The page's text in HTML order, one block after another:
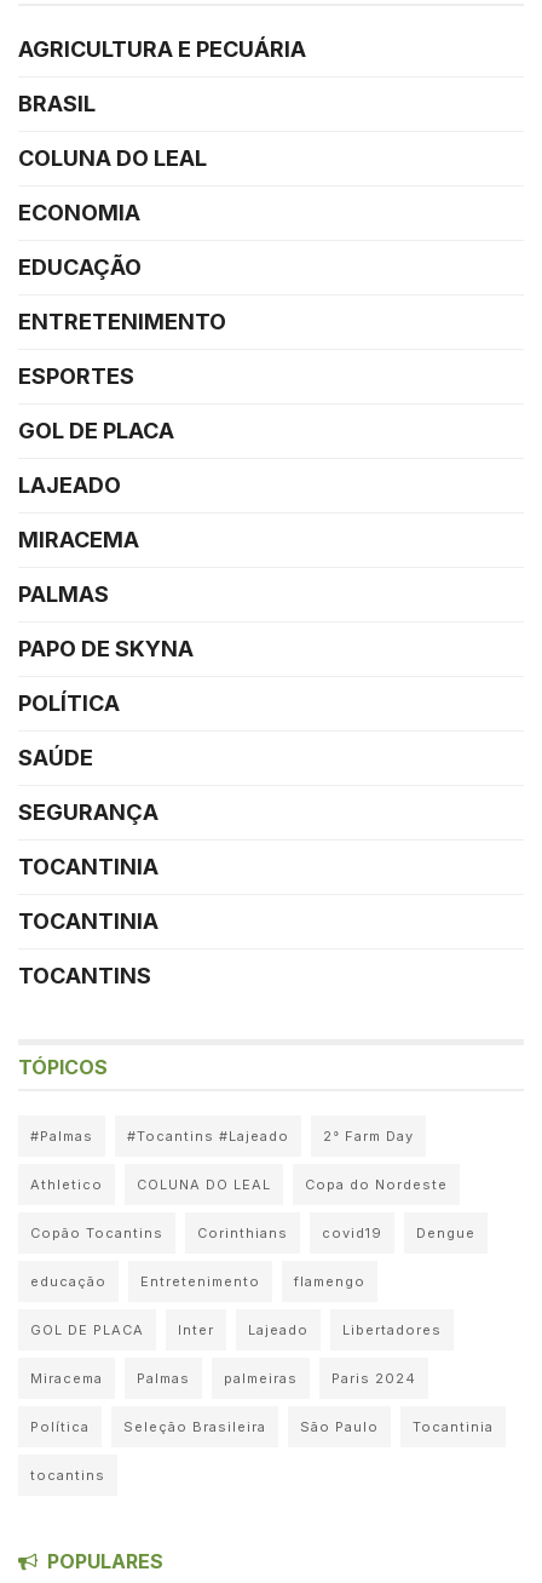
AGRICULTURA E PECUÁRIA
BRASIL
COLUNA DO LEAL
ECONOMIA
EDUCAÇÃO
ENTRETENIMENTO
ESPORTES
GOL DE PLACA
LAJEADO
MIRACEMA
PALMAS
PAPO DE SKYNA
POLÍTICA
SAÚDE
SEGURANÇA
TOCANTINIA
TOCANTINIA
TOCANTINS
TÓPICOS
#Palmas #Tocantins #Lajeado 2° Farm Day
Athletico COLUNA DO LEAL Copa do Nordeste
Copão Tocantins Corinthians covid19 Dengue
educação Entretenimento flamengo
GOL DE PLACA Inter Lajeado Libertadores
Miracema Palmas palmeiras Paris 2024
Política Seleção Brasileira São Paulo Tocantinia
tocantins
POPULARES